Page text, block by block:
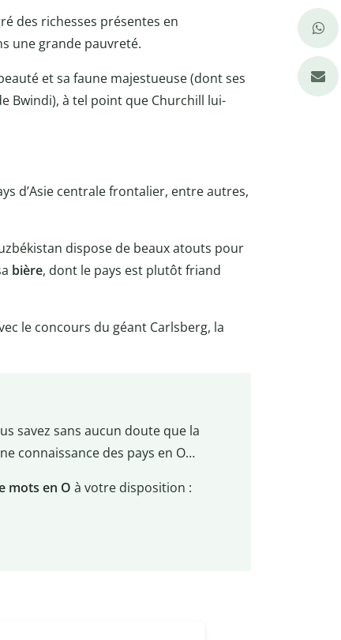
des richesses présentes en
une grande pauvreté.
et sa faune majestueuse (dont ses
Bwindi), à tel point que Churchill lui-
d’Asie centrale frontalier, entre autres,
dispose de beaux atouts pour
bière, dont le pays est plutôt friand
le concours du géant Carlsberg, la
savez sans aucun doute que la
connaissance des pays en O…
mots en O à votre disposition :